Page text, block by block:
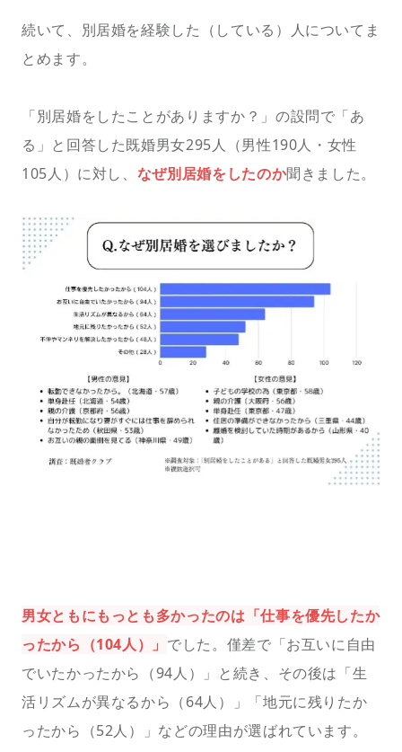
続いて、別居婚を経験した（している）人についてま
とめます。
「別居婚をしたことがありますか？」の設問で「あ
る」と回答した既婚男女295人（男性190人・女性
105人）に対し、 なぜ別居婚をしたのか聞きました。
男女ともにもっとも多かったのは「仕事を優先したか
ったから（104人）」 でした。僅差で「お互いに自由
でいたかったから（94人）」と続き、その後は「生
活リズムが異なるから（64人）」「地元に残りたか
ったから（52人）」などの理由が選ばれています。